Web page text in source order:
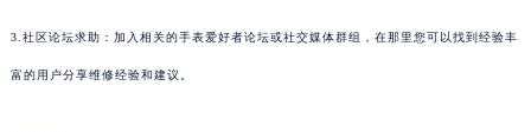
3.社区论坛求助：加入相关的手表爱好者论坛或社交媒体群组，在那里您可以找到经验丰
富的用户分享维修经验和建议。